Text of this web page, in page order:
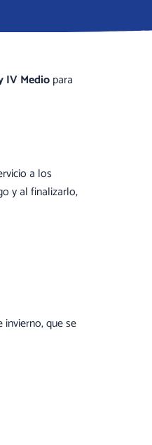
IV Mediopara
a los
y al finalizarlo,
que se